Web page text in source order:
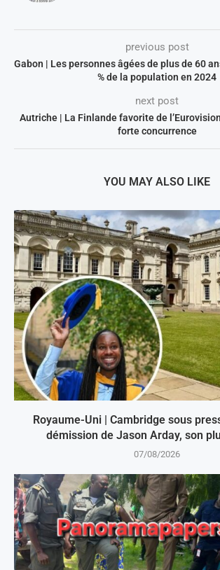
previous post
Gabon | Les personnes âgées de plus de 60
% de la population en 2024
next post
Autriche | La Finlande favorite de
forte concurrence
YOU MAY ALSO LIKE
Royaume-Uni | Cambridge sous
démission de Jason Arday, son
07/08/2026